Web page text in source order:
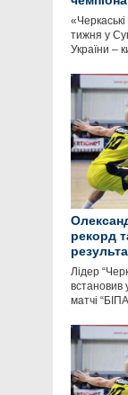
тижня у
України –
рекорд
Лідер
встановив
матчі